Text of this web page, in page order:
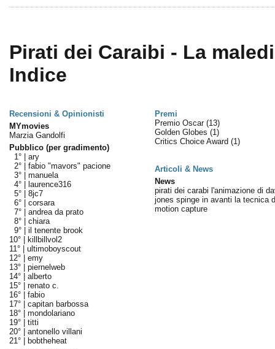
Pirati dei Caraibi - La
Indice
Recensioni & Opinionisti
Premi
MYmovies
Marzia Gandolfi
Pubblico (per gradimento)
1° | ary
2° | fabio "mavors" pacione
3° | manuela
4° |
laurence316
5° | 8jc7
6° | corsara
7° | andrea da prato
8° | chiara
9° | il tenente brook
10° |
killbillvol2
11° | ultimoboyscout
12° | emy
13° | piernelweb
14° | alberto
15° | renato c.
16° | fabio
17° | capitan barbossa
18° | mondolariano
19° | titti
20° | antonello villani
21° |
bobtheheat
Premio Oscar (13)
Golden Globes (1)
Critics Choice Award (1)
Articoli & News
News
pirati dei carabi l'animazione di
jones spinge in avanti la tecnica
motion capture